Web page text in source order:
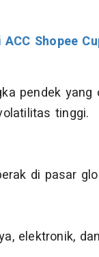
Shopee
pendek yang
tinggi.
di pasar
elektronik,